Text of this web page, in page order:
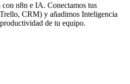
n8n e IA. Conectamos tus
CRM) y añadimos Inteligencia
de tu equipo.